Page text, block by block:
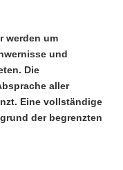
werden um
und
Die
aller
Eine vollständige
der begrenzten